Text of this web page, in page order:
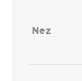
Nez